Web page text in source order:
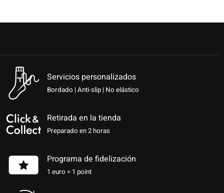
Servicios personalizados
Bordado | Anti-slip | No elástico
Retirada en la tienda
Preparado en 2 horas
Programa de fidelización
1 euro = 1 point